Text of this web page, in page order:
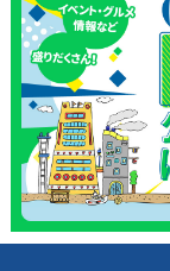
観光ガイド
ランキング